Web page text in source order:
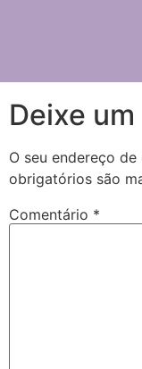
Deixe
O seu endereço
obrigatórios são
Comentário *